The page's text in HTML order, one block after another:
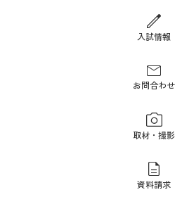
入試情報
お問合わせ
取材・撮影
資料請求